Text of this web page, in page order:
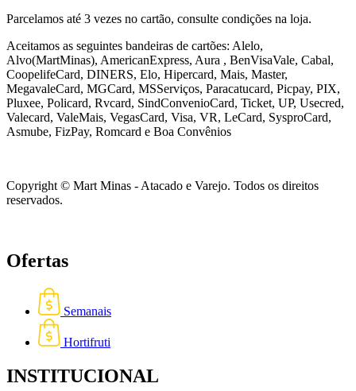
Parcelamos até 3 vezes no cartão, consulte condições na loja.
Aceitamos as seguintes bandeiras de cartões: Alelo,
Alvo(MartMinas), AmericanExpress, Aura , BenVisaVale, Cabal,
CoopelifeCard, DINERS, Elo, Hipercard, Mais, Master,
MegavaleCard, MGCard, MSServiços, Paracatucard, Picpay, PIX,
Pluxee, Policard, Rvcard, SindConvenioCard, Ticket, UP, Usecred,
Valecard, ValeMais, VegasCard, Visa, VR, LeCard, SysproCard,
Asmube, FizPay, Romcard e Boa Convênios
Copyright © Mart Minas - Atacado e Varejo. Todos os direitos
reservados.
Ofertas
Semanais
Hortifruti
INSTITUCIONAL